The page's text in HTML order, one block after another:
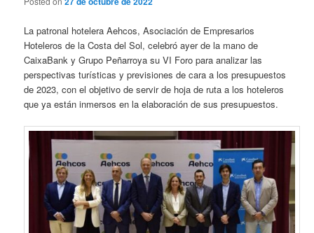
La patronal hotelera Aehcos, Asociación de Empresarios
Hoteleros de la Costa del Sol, celebró ayer de la mano de
CaixaBank y Grupo Peñarroya su VI Foro para analizar las
perspectivas turísticas y previsiones de cara a los presupuestos
de 2023, con el objetivo de servir de hoja de ruta a los hoteleros
que ya están inmersos en la elaboración de sus presupuestos.